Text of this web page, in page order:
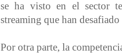
se ha visto en el sector
streaming que han
Por otra parte, la